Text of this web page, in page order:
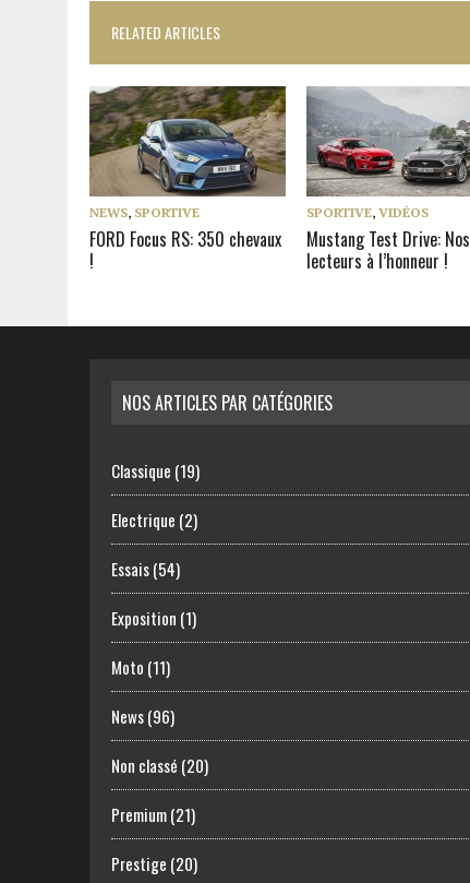
RELATED ARTICLES
NEWS, SPORTIVE
FORD Focus RS: 350 chevaux
!
SPORTIVE,VIDÉOS
Mustang Test Drive: Nos
lecteurs à l’honneur !
NOS ARTICLES PAR CATÉGORIES
Classique (19)
Electrique (2)
Essais(54)
Exposition (1)
Moto (11)
News(96)
Non classé (20)
Premium(21)
Prestige (20)